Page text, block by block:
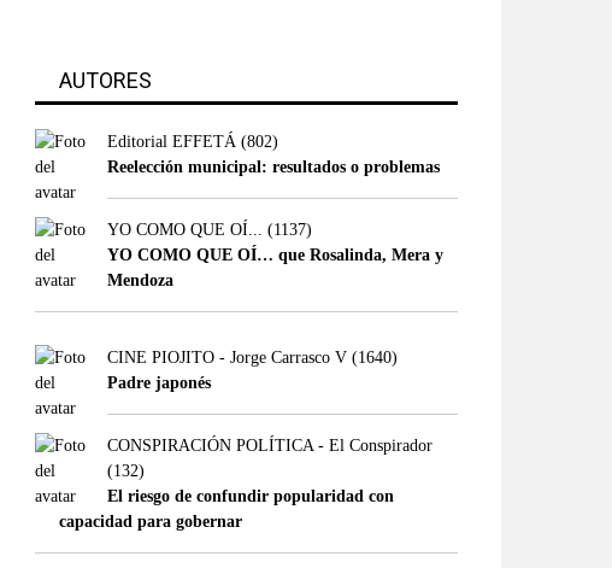
AUTORES
Editorial EFFETÁ (802)
Reelección municipal: resultados o problemas
YO COMO QUE OÍ... (1137)
YO COMO QUE OÍ… que Rosalinda, Mera y
Mendoza
CINE PIOJITO - Jorge Carrasco V (1640)
Padre japonés
CONSPIRACIÓN POLÍTICA - El Conspirador
(132)
El riesgo de confundir popularidad con
capacidad para gobernar